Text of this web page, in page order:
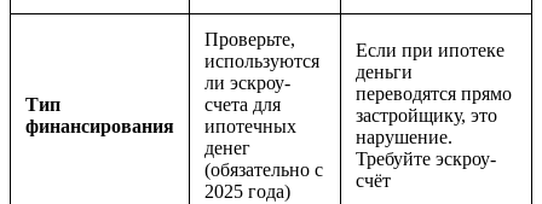
Тип
финансирования
Проверьте,
используются
ли эскроу-
счета для
ипотечных
денег
(обязательно с
2025 года)
Если при ипотеке
деньги
переводятся прямо
застройщику, это
нарушение.
Требуйте эскроу-
счёт